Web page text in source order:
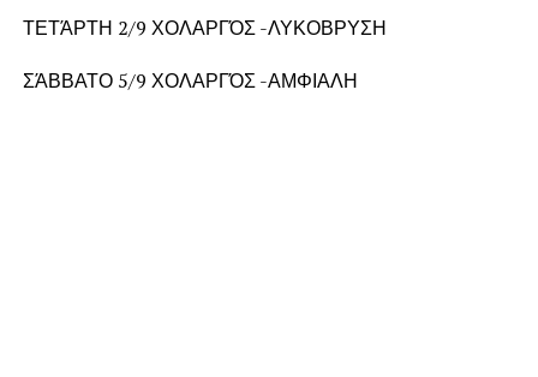
ΤΕΤΆΡΤΗ 2/9 ΧΟΛΑΡΓΌΣ -ΛΥΚΟΒΡΥΣΗ
ΣΆΒΒΑΤΟ 5/9 ΧΟΛΑΡΓΌΣ -ΑΜΦΙΑΛΗ